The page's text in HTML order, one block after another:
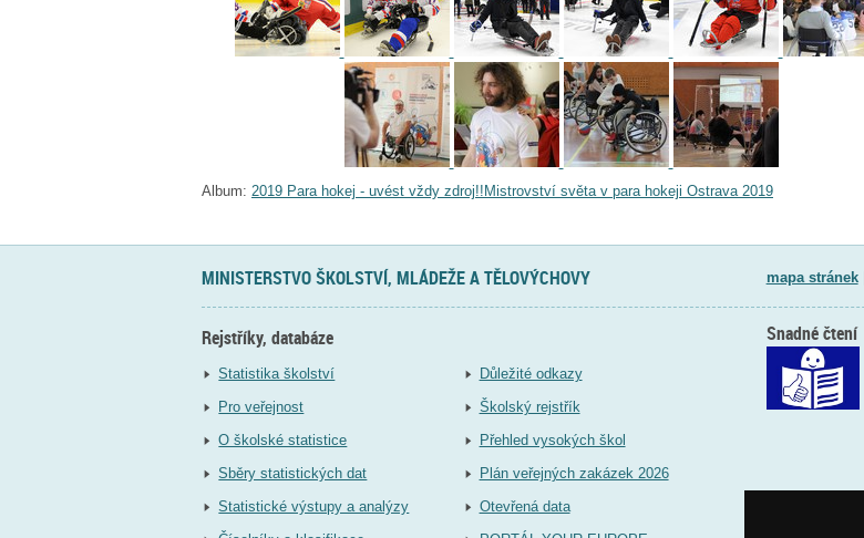
Album: 2019 Para hokej - uvést vždy zdroj!!Mistrovství světa v para hokeji Ostrava 2019
MINISTERSTVO ŠKOLSTVÍ, MLÁDEŽE A TĚLOVÝCHOVY mapa stránek|
Rejstříky, databáze
Statistika školství
Pro veřejnost
O školské statistice
Sběry statistických dat
Statistické výstupy a analýzy
Důležité odkazy
Školský rejstřík
Přehled vysokých škol
Plán veřejných zakázek 2026
Otevřená data
Snadné čtení